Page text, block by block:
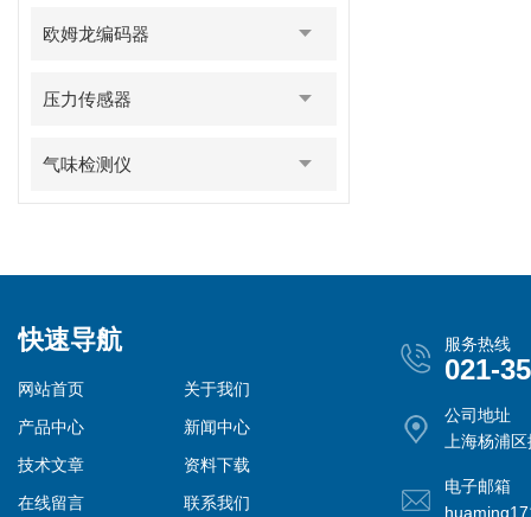
欧姆龙编码器
压力传感器
气味检测仪
快速导航
网站首页
关于我们
产品中心
新闻中心
技术文章
资料下载
在线留言
联系我们
服务热线
021-
公司地址
上海杨浦
电子邮箱